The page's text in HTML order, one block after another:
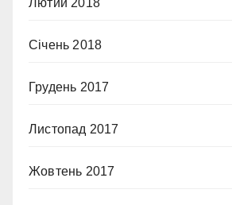
Січень 2018
Грудень 2017
Листопад 2017
Жовтень 2017